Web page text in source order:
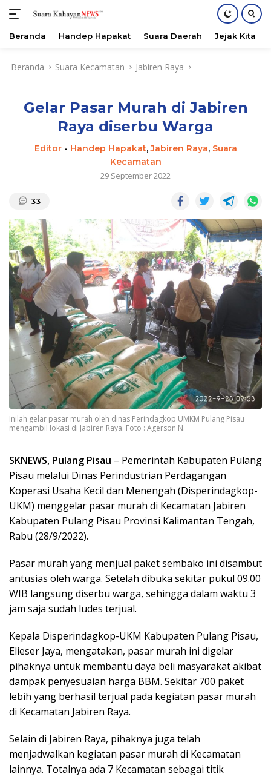
Beranda Handep Hapakat Suara Daerah Jejak Kita
Beranda Suara Kecamatan Jabiren Raya
Gelar Pasar Murah di Jabiren
Raya diserbu Warga
Editor- Handep Hapakat,Jabiren Raya, Suara
Kecamatan
29 September 2022
33
Inilah gelar pasar murah oleh dinas Perindagkop UMKM Pulang Pisau
mengambil lokasi di Jabiren Raya. Foto : Agerson N.
SKNEWS, Pulang Pisau – Pemerintah Kabupaten Pulang
Pisau melalui Dinas Perindustrian Perdagangan
Koperasi Usaha Kecil dan Menengah (Disperindagkop-
UKM) menggelar pasar murah di Kecamatan Jabiren
Kabupaten Pulang Pisau Provinsi Kalimantan Tengah,
Rabu (28/9/2022).
Pasar murah yang menjual paket sembako ini disambut
antusias oleh warga. Setelah dibuka sekitar pukul 09.00
WIB langsung diserbu warga, sehingga dalam waktu 3
jam saja sudah ludes terjual.
Kepala Disperindagkop-UKM Kabupaten Pulang Pisau,
Elieser Jaya, mengatakan, pasar murah ini digelar
pihaknya untuk membantu daya beli masyarakat akibat
dampak penyesuaian harga BBM. Sekitar 700 paket
lebih yang berhasil terjual pada kegiatan pasar murah
di Kecamatan Jabiren Raya.
Selain di Jabiren Raya, pihaknya juga telah
menjadwalkan kegiatan pasar murah di Kecamatan
lainnya. Totalnya ada 7 Kecamatan sebagai titik